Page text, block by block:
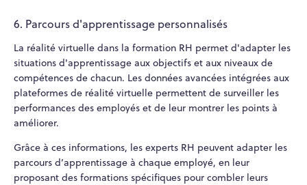
6. Parcours d'apprentissage personnalisés
La réalité virtuelle dans la formation RH permet d'adapter les
situations d'apprentissage aux objectifs et aux niveaux de
compétences de chacun. Les données avancées intégrées aux
plateformes de réalité virtuelle permettent de surveiller les
performances des employés et de leur montrer les points à
améliorer.
Grâce à ces informations, les experts RH peuvent adapter les
parcours d’apprentissage à chaque employé, en leur
proposant des formations spécifiques pour combler leurs